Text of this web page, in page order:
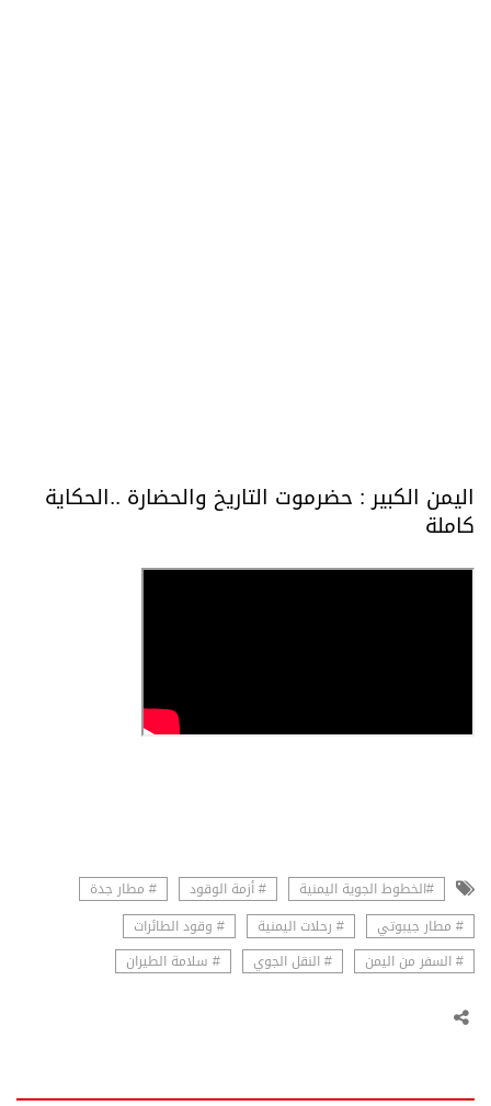
اليمن الكبير : حضرموت التاريخ والحضارة ..الحكاية
كاملة
#الخطوط الجوية اليمنية # أزمة الوقود
# مطار جدة
# مطار جيبوتي
# رحلات اليمنية
# وقود الطائرات
# السفر من اليمن
# النقل الجوي # سلامة الطيران